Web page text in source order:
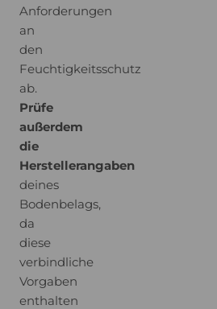
Anforderungen
an
den
Feuchtigkeitsschutz
ab.
Prüfe
außerdem
die
Herstellerangaben
deines
Bodenbelags,
da
diese
verbindliche
Vorgaben
enthalten